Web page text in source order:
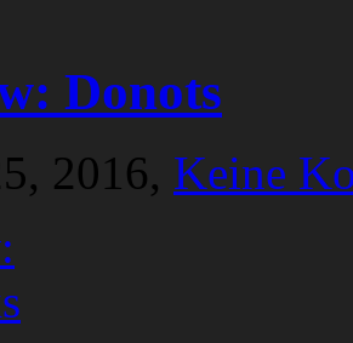
Donots
2016, Keine